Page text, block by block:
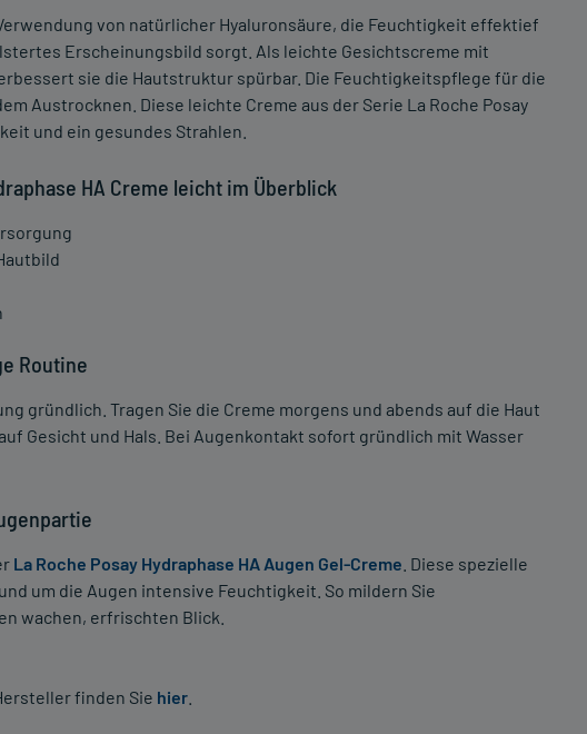
von natürlicher Hyaluronsäure, die Feuchtigkeit effektief
Erscheinungsbild sorgt. Als leichte Gesichtscreme mit
sie die Hautstruktur spürbar. Die Feuchtigkeitspflege für die
Austrocknen. Diese leichte Creme aus der Serie La Roche Posay
und ein gesundes Strahlen.
HA Creme leicht im Überblick
Routine
gründlich. Tragen Sie die Creme morgens und abends auf die Haut
Gesicht und Hals. Bei Augenkontakt sofort gründlich mit Wasser
La Roche Posay Hydraphase HA Augen Gel-Creme . Diese spezielle
um die Augen intensive Feuchtigkeit. So mildern Sie
wachen, erfrischten Blick.
finden Sie hier